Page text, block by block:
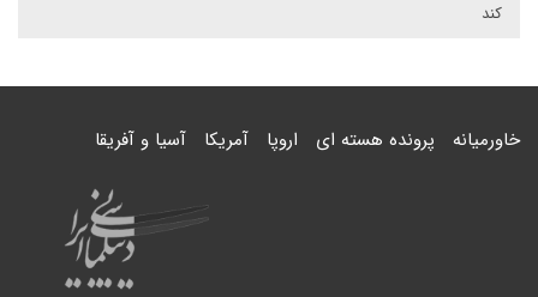
کند
خاورمیانه پرونده هسته ای اروپا آمریکا آسیا و آفریقا